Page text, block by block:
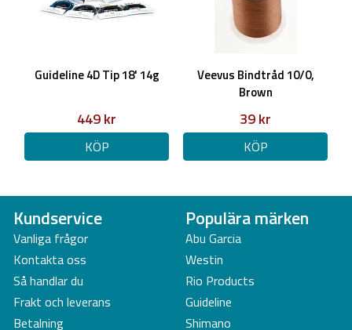
Guideline 4D Tip 18' 14g
449 kr
KÖP
Veevus Bindtråd 10/0,
Brown
39 kr
KÖP
Kundservice
Vanliga frågor
Kontakta oss
Så handlar du
Frakt och leverans
Betalning
Populära märken
Abu Garcia
Westin
Rio Products
Guideline
Shimano